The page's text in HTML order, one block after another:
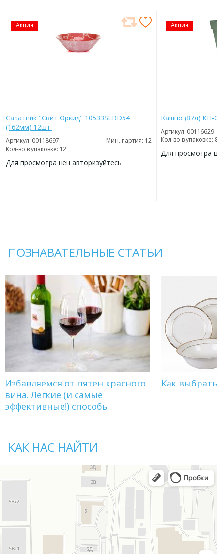
Акция
Салатник "Свит Оркид" 10533SLBD54
(162мм) 12шт.
Артикул: 00118697
Мин. партия: 12
Кол-во в упаковке: 12
Для просмотра цен авторизуйтесь
Акция
Кашпо (87л) КП-
Артикул: 00116629
Кол-во в упаковке:
Для просмотра
ПОЗНАВАТЕЛЬНЫЕ СТАТЬИ
Избавляемся от пятен красного
вина. Легкие (и самые
эффективные!) способы
Как
КАК НАС НАЙТИ